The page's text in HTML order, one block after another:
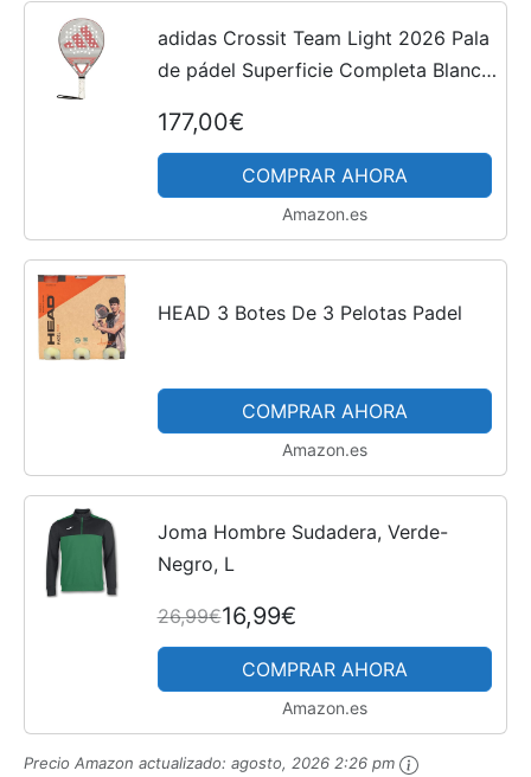
adidas Crossit Team Light 2026 Pala
de pádel Superficie Completa Blanco
177,00€
COMPRAR AHORA
Amazon.es
HEAD 3 Botes De 3 Pelotas Padel
COMPRAR AHORA
Amazon.es
Joma Hombre Sudadera, Verde-
Negro, L
26,99€16,99€
COMPRAR AHORA
Amazon.es
Precio Amazon actualizado: agosto, 2026 2:26 pm